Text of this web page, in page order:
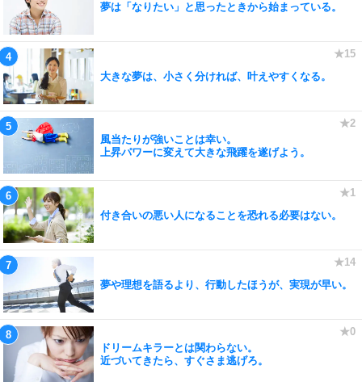
夢は「なりたい」と思ったときから始まっている。
大きな夢は、小さく分ければ、叶えやすくなる。
風当たりが強いことは幸い。
上昇パワーに変えて大きな飛躍を遂げよう。
付き合いの悪い人になることを恐れる必要はない。
夢や理想を語るより、行動したほうが、実現が早い。
ドリームキラーとは関わらない。
近づいてきたら、すぐさま逃げろ。